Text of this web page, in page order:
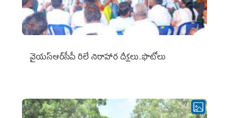
వైయ‌స్ఆర్‌సీపీ రిలే నిరాహార దీక్షలు..ఫొటోలు